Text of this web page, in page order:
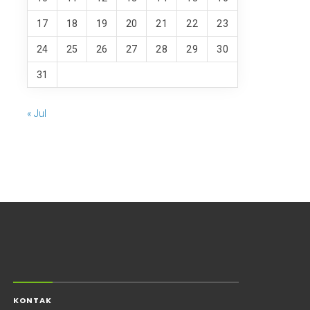
17 18 19 20 21 22 23
24 25 26 27 28 29 30
31
« Jul
KONTAK